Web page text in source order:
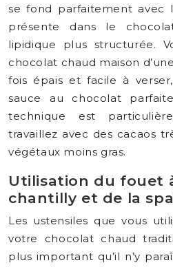
se fond parfaitement avec
présente dans le
lipidique plus structurée.
chocolat chaud maison
fois épais et facile à
sauce au chocolat
technique est
travaillez avec des cacaos
végétaux moins gras.
Utilisation du fouet
chantilly et de la
Les ustensiles que vous
votre chocolat chaud
plus important qu’il n’y